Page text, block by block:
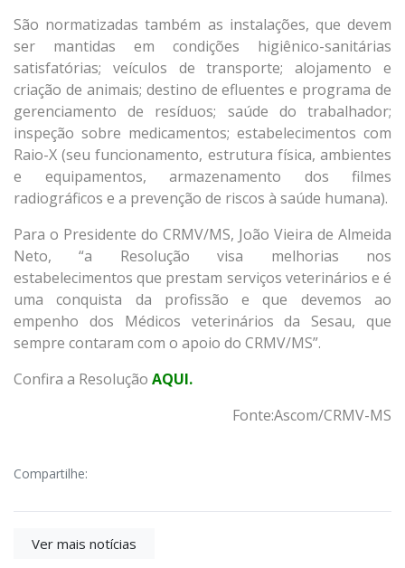
São normatizadas também as instalações, que devem
ser mantidas em condições higiênico-sanitárias
satisfatórias; veículos de transporte; alojamento e
criação de animais; destino de efluentes e programa de
gerenciamento de resíduos; saúde do trabalhador;
inspeção sobre medicamentos; estabelecimentos com
Raio-X (seu funcionamento, estrutura física, ambientes
e equipamentos, armazenamento dos filmes
radiográficos e a prevenção de riscos à saúde humana).
Para o Presidente do CRMV/MS, João Vieira de Almeida
Neto, “a Resolução visa melhorias nos
estabelecimentos que prestam serviços veterinários e é
uma conquista da profissão e que devemos ao
empenho dos Médicos veterinários da Sesau, que
sempre contaram com o apoio do CRMV/MS”.
Confira a Resolução AQUI.
Fonte:Ascom/CRMV-MS
Compartilhe:
Ver mais notícias